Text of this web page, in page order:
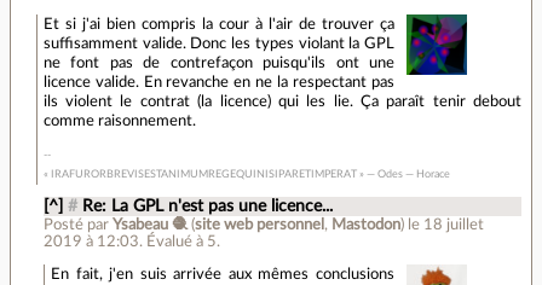
Et si j'ai bien compris la cour à l'air de trouver ça
suffisamment valide. Donc les types violant la GPL
ne font pas de contrefaçon puisqu'ils ont une
licence valide. En revanche en ne la respectant pas
ils violent le contrat (la licence) qui les lie. Ça paraît tenir debout
comme raisonnement.
« IRAFURORBREVISESTANIMUMREGEQUINISIPARETIMPERAT » — Odes — Horace
[^] # Re: La GPL n'est pas une licence...
Posté parYsabeau 🧶 (site web personnel , Mastodon) le 18 juillet
2019 à 12:03. Évalué à 5.
En fait, j'en suis arrivée aux mêmes conclusions